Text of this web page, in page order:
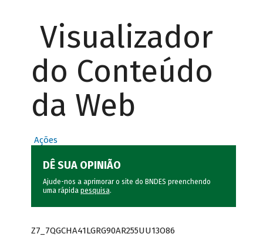
Visualizador
do Conteúdo
da Web
Ações
DÊ SUA OPINIÃO
Ajude-nos a aprimorar o site do BNDES preenchendo
uma rápida pesquisa.
Z7_7QGCHA41LGRG90AR255UU13O86